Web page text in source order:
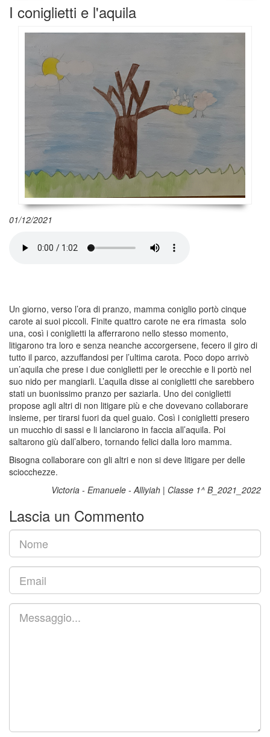
I coniglietti e l'aquila
01/12/2021
Un giorno, verso l’ora di pranzo, mamma coniglio portò cinque
carote ai suoi piccoli. Finite quattro carote ne era rimasta solo
una, così i coniglietti la afferrarono nello stesso momento,
litigarono tra loro e senza neanche accorgersene, fecero il giro di
tutto il parco, azzuffandosi per l’ultima carota. Poco dopo arrivò
un’aquila che prese i due coniglietti per le orecchie e li portò nel
suo nido per mangiarli. L’aquila disse ai coniglietti che sarebbero
stati un buonissimo pranzo per saziarla. Uno dei coniglietti
propose agli altri di non litigare più e che dovevano collaborare
insieme, per tirarsi fuori da quel guaio. Così i coniglietti presero
un mucchio di sassi e li lanciarono in faccia all’aquila. Poi
saltarono giù dall’albero, tornando felici dalla loro mamma.
Bisogna collaborare con gli altri e non si deve litigare per delle
sciocchezze.
Victoria - Emanuele - Alliyiah | Classe 1^ B_2021_2022
Lascia un Commento